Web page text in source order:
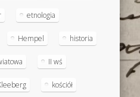
etnologia
Hempel historia
II wś
kościół